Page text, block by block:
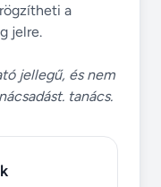
a
jelre.
jellegű, és nem
tanács.